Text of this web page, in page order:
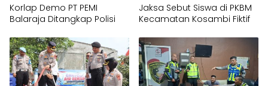
Korlap Demo PT PEMI
Balaraja Ditangkap Polisi
Jaksa Sebut Siswa di PKBM
Kecamatan Kosambi Fiktif